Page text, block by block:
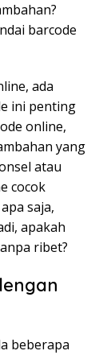
barcode
ada
ini penting
online,
yang
atau
cocok
saja,
apakah
ribet?
beberapa